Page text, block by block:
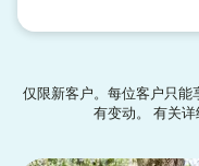
仅限新客户。每位客户只能
有变动。 有关